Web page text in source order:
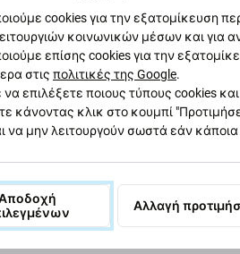
στο
Προσθήκη
καλάθι
και προδιαγραφές Ποιότητα
cookies για την εξατομίκευση
κοινωνικών μέσων και για
επίσης cookies για την
στις πολιτικές της Google.
να επιλέξετε ποιους τύπους cookies
κάνοντας κλικ στο κουμπί
να μην λειτουργούν σωστά εάν
Αλλαγή